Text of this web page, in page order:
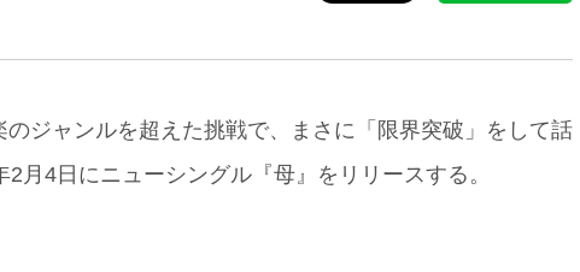
ジャンルを超えた挑戦で、まさに「限界突破」をして話
月4日にニューシングル『母』をリリースする。